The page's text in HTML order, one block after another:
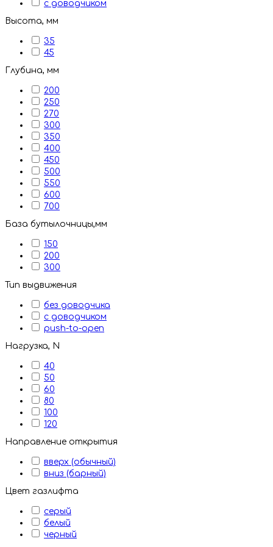
с доводчиком
Высота, мм
35
45
Глубина, мм
200
250
270
300
350
400
450
500
550
600
700
База бутылочницы,мм
150
200
300
Тип выдвижения
без доводчика
с доводчиком
push-to-open
Нагрузка, N
40
50
60
80
100
120
Направление открытия
вверх (обычный)
вниз (барный)
Цвет газлифта
серый
белый
черный